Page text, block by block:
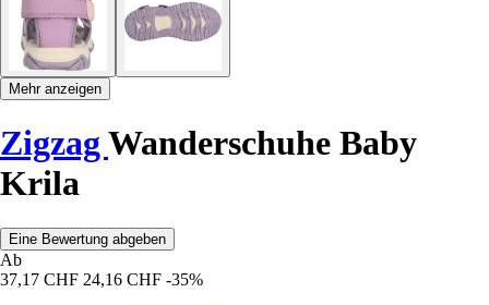
Mehr anzeigen
Zigzag Wanderschuhe Baby
Krila
Eine Bewertung abgeben
Ab
37,17 CHF 24,16 CHF -35%